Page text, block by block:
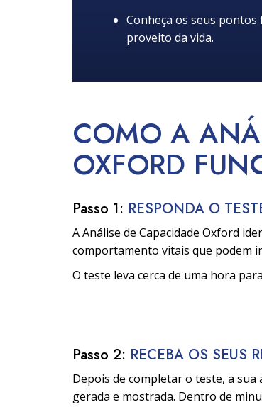
Conheça os seus
proveito da vida.
COMO A
OXFORD
Passo 1: RESPONDA O
A Análise de Capacidade Oxford
comportamento vitais que podem
O teste leva cerca de uma hora
Passo 2: RECEBA OS SEUS
Depois de completar o teste, a sua
gerada e mostrada. Dentro de